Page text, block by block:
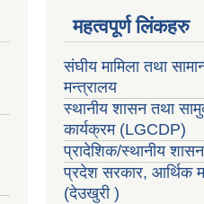
महत्वपूर्ण लिंकहरु
संघीय मामिला तथा
मन्त्रालय
स्थानीय शासन तथा
कार्यक्रम (LGCDP)
प्रादेशिक/स्थानीय
प्रदेश सरकार, आर्थिक
(देउखुरी )